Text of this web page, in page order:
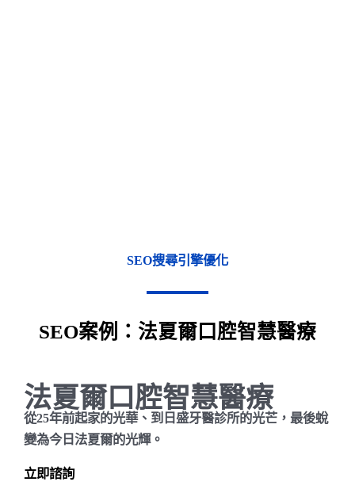
SEO搜尋引擎優化
SEO案例：法夏爾口腔智慧醫療
法夏爾口腔智慧醫療
從25年前起家的光華、到日盛牙醫診所的光芒，最後蛻
變為今日法夏爾的光輝。
立即諮詢